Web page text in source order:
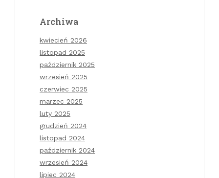
Archiwa
kwiecień 2026
listopad 2025
październik 2025
wrzesień 2025
czerwiec 2025
marzec 2025
luty 2025
grudzień 2024
listopad 2024
październik 2024
wrzesień 2024
lipiec 2024